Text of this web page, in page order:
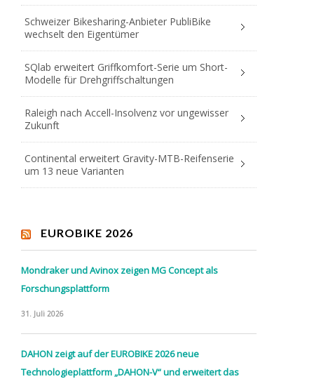
Schweizer Bikesharing-Anbieter PubliBike
wechselt den Eigentümer
SQlab erweitert Griffkomfort-Serie um Short-
Modelle für Drehgriffschaltungen
Raleigh nach Accell-Insolvenz vor ungewisser
Zukunft
Continental erweitert Gravity-MTB-Reifenserie
um 13 neue Varianten
EUROBIKE 2026
Mondraker und Avinox zeigen MG Concept als
Forschungsplattform
31. Juli 2026
DAHON zeigt auf der EUROBIKE 2026 neue
Technologieplattform „DAHON-V“ und erweitert das